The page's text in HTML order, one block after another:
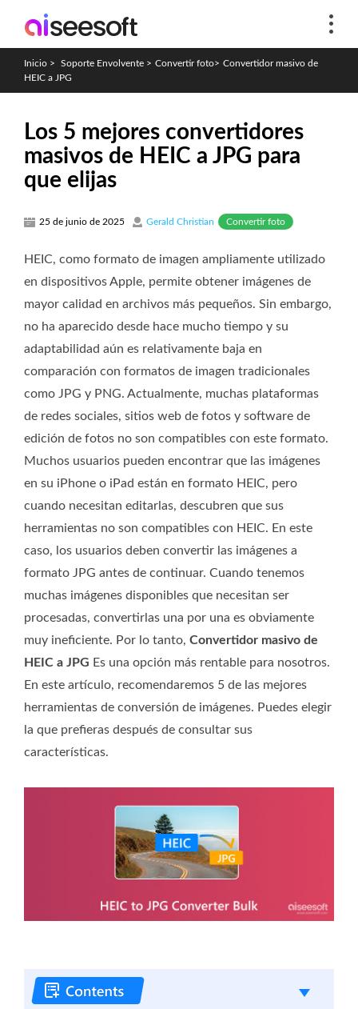
Inicio > Soporte Envolvente > Convertir foto> Convertidor masivo de
HEIC a JPG
Los 5 mejores convertidores
masivos de HEIC a JPG para
que elijas
25 de junio de 2025 Gerald Christian Convertir foto
HEIC, como formato de imagen ampliamente utilizado
en dispositivos Apple, permite obtener imágenes de
mayor calidad en archivos más pequeños. Sin embargo,
no ha aparecido desde hace mucho tiempo y su
adaptabilidad aún es relativamente baja en
comparación con formatos de imagen tradicionales
como JPG y PNG. Actualmente, muchas plataformas
de redes sociales, sitios web de fotos y software de
edición de fotos no son compatibles con este formato.
Muchos usuarios pueden encontrar que las imágenes
en su iPhone o iPad están en formato HEIC, pero
cuando necesitan editarlas, descubren que sus
herramientas no son compatibles con HEIC. En este
caso, los usuarios deben convertir las imágenes a
formato JPG antes de continuar. Cuando tenemos
muchas imágenes disponibles que necesitan ser
procesadas, convertirlas una por una es obviamente
muy ineficiente. Por lo tanto, Convertidor masivo de
HEIC a JPG Es una opción más rentable para nosotros.
En este artículo, recomendaremos 5 de las mejores
herramientas de conversión de imágenes. Puedes elegir
la que prefieras después de consultar sus
características.